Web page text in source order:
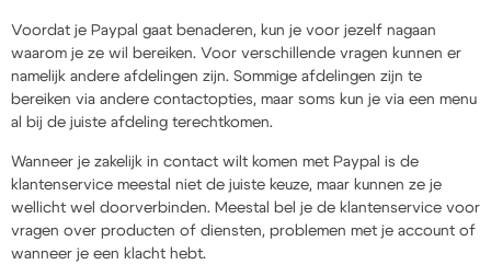
Voordat je Paypal gaat benaderen, kun je voor jezelf nagaan
waarom je ze wil bereiken. Voor verschillende vragen kunnen er
namelijk andere afdelingen zijn. Sommige afdelingen zijn te
bereiken via andere contactopties, maar soms kun je via een menu
al bij de juiste afdeling terechtkomen.
Wanneer je zakelijk in contact wilt komen met Paypal is de
klantenservice meestal niet de juiste keuze, maar kunnen ze je
wellicht wel doorverbinden. Meestal bel je de klantenservice voor
vragen over producten of diensten, problemen met je account of
wanneer je een klacht hebt.